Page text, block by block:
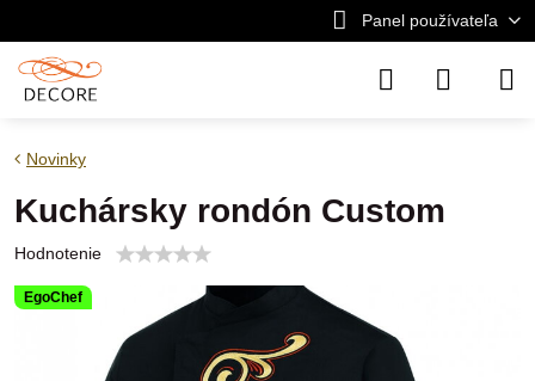
Panel používateľa
EgoChef
Novinky
Kuchársky rondón Custom
Hodnotenie